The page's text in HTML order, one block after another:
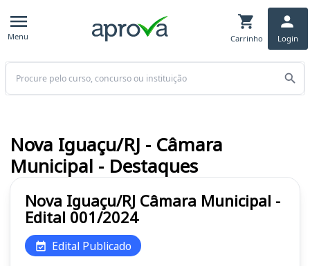
Menu Carrinho Login
Buscar
Nova Iguaçu/RJ Câmara Municipal -
Edital 001/2024
Edital Publicado
Nova Iguaçu/RJ - Câmara
Municipal - Destaques